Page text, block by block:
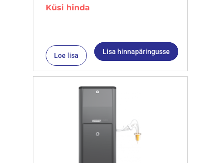
Küsi hinda
Loe lisa Lisa hinnapäringusse